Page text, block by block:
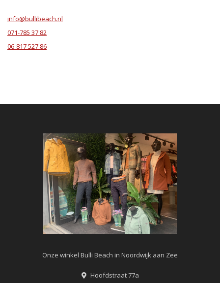
info@bullibeach.nl
071-785 37 82
06-817 527 86
Onze winkel Bulli Beach in Noordwijk aan Zee
Hoofdstraat 77a